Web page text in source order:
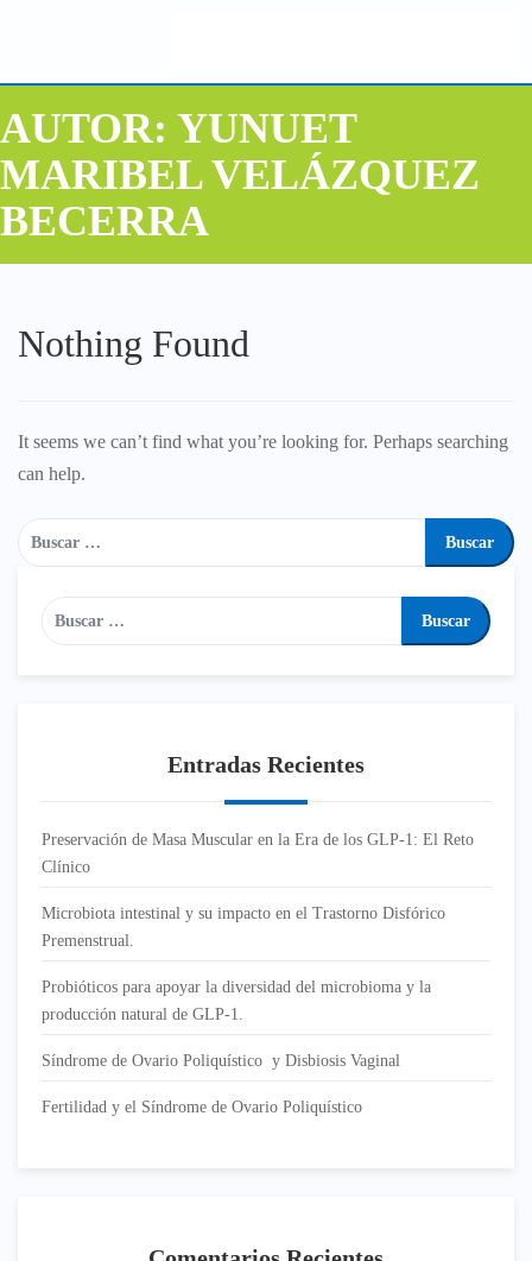
AUTOR: YUNUET
MARIBEL VELÁZQUEZ
BECERRA
Nothing Found
It seems we can’t find what you’re looking for. Perhaps searching
can help.
Entradas Recientes
Preservación de Masa Muscular en la Era de los GLP-1: El Reto
Clínico
Microbiota intestinal y su impacto en el Trastorno Disfórico
Premenstrual.
Probióticos para apoyar la diversidad del microbioma y la
producción natural de GLP-1.
Síndrome de Ovario Poliquístico y Disbiosis Vaginal
Fertilidad y el Síndrome de Ovario Poliquístico